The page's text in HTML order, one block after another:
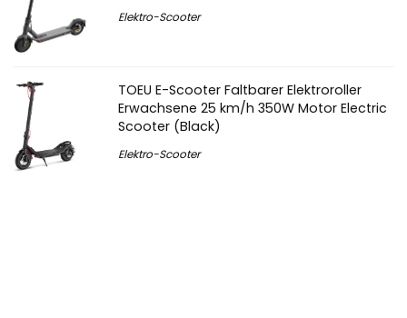
Elektro-Scooter
TOEU E-Scooter Faltbarer Elektroroller
Erwachsene 25 km/h 350W Motor Electric
Scooter (Black)
Elektro-Scooter